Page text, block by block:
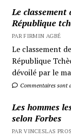
Le classement
République
PAR FIRMIN AGBÉ
Le classement
République
dévoilé par le
Commentaires sont
Les hommes
selon Forbes
PAR VINCESLAS